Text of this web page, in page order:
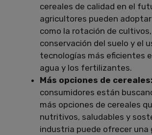
cereales de calidad en el
agricultores pueden
como la rotación de
conservación del suelo y el
tecnologías más eficientes
agua y los fertilizantes.
Más opciones de cereales:
consumidores están
más opciones de cereales
nutritivos, saludables y
industria puede ofrecer una